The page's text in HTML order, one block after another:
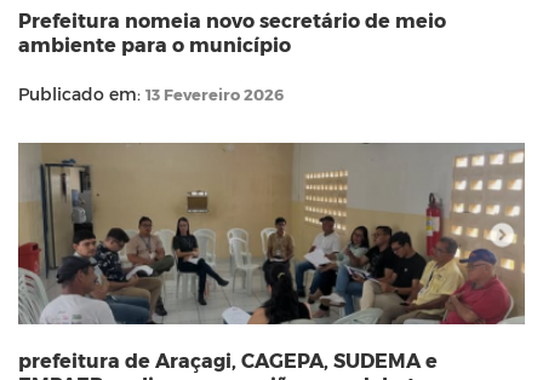
Prefeitura nomeia novo secretário de meio
ambiente para o município
Publicado em: 13 Fevereiro 2026
prefeitura de Araçagi, CAGEPA, SUDEMA e